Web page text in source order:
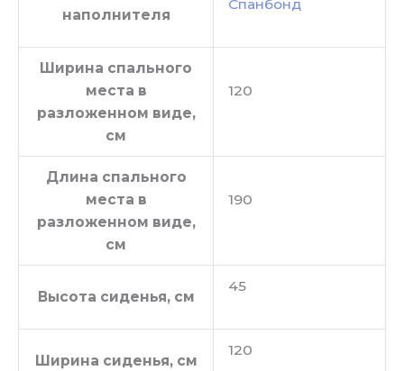
наполнителя
Спанбонд
Ширина спального
места в
разложенном виде,
см
120
Длина спального
места в
разложенном виде,
см
190
Высота сиденья, см
45
Ширина сиденья, см
120